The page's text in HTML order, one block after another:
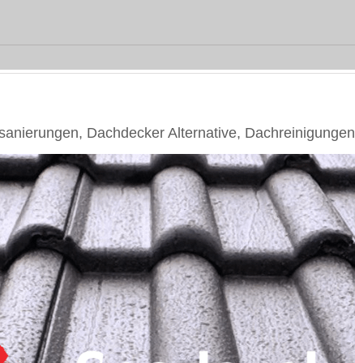
Dachdecker Alternative, Dachreinigungen